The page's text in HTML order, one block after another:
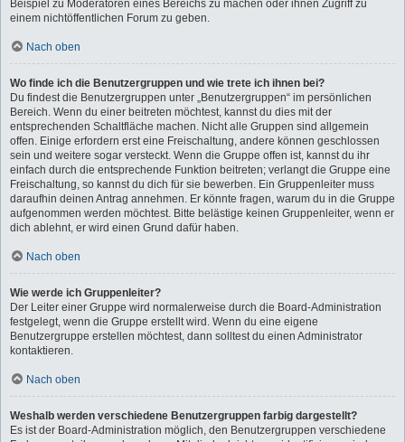
Beispiel zu Moderatoren eines Bereichs zu machen oder ihnen Zugriff zu
einem nichtöffentlichen Forum zu geben.
Nach oben
Wo finde ich die Benutzergruppen und wie trete ich ihnen bei?
Du findest die Benutzergruppen unter „Benutzergruppen“ im persönlichen
Bereich. Wenn du einer beitreten möchtest, kannst du dies mit der
entsprechenden Schaltfläche machen. Nicht alle Gruppen sind allgemein
offen. Einige erfordern erst eine Freischaltung, andere können geschlossen
sein und weitere sogar versteckt. Wenn die Gruppe offen ist, kannst du ihr
einfach durch die entsprechende Funktion beitreten; verlangt die Gruppe eine
Freischaltung, so kannst du dich für sie bewerben. Ein Gruppenleiter muss
daraufhin deinen Antrag annehmen. Er könnte fragen, warum du in die Gruppe
aufgenommen werden möchtest. Bitte belästige keinen Gruppenleiter, wenn er
dich ablehnt, er wird einen Grund dafür haben.
Nach oben
Wie werde ich Gruppenleiter?
Der Leiter einer Gruppe wird normalerweise durch die Board-Administration
festgelegt, wenn die Gruppe erstellt wird. Wenn du eine eigene
Benutzergruppe erstellen möchtest, dann solltest du einen Administrator
kontaktieren.
Nach oben
Weshalb werden verschiedene Benutzergruppen farbig dargestellt?
Es ist der Board-Administration möglich, den Benutzergruppen verschiedene